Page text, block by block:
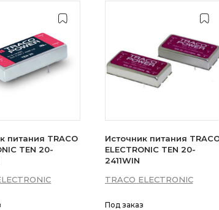
питания TRACO
TEN 20-
Источник питания
ELECTRONIC TEN 20-
2411WIN
TRACO ELECTRONIC
Под заказ